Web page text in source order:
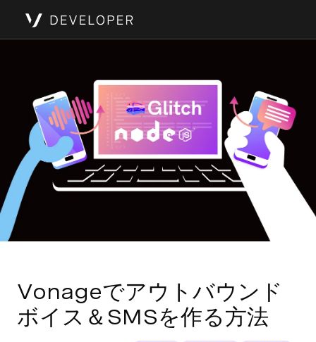
Vonageでアウトバウンド
ボイス＆SMSを作る方法